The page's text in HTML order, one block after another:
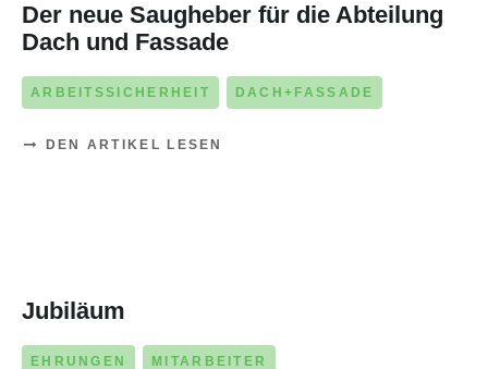
Der neue Saugheber für die Abteilung
Dach und Fassade
ARBEITSSICHERHEIT DACH+FASSADE
DEN ARTIKEL LESEN
Jubiläum
EHRUNGEN MITARBEITER